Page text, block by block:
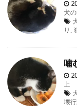
犬
り
噛
上
壊